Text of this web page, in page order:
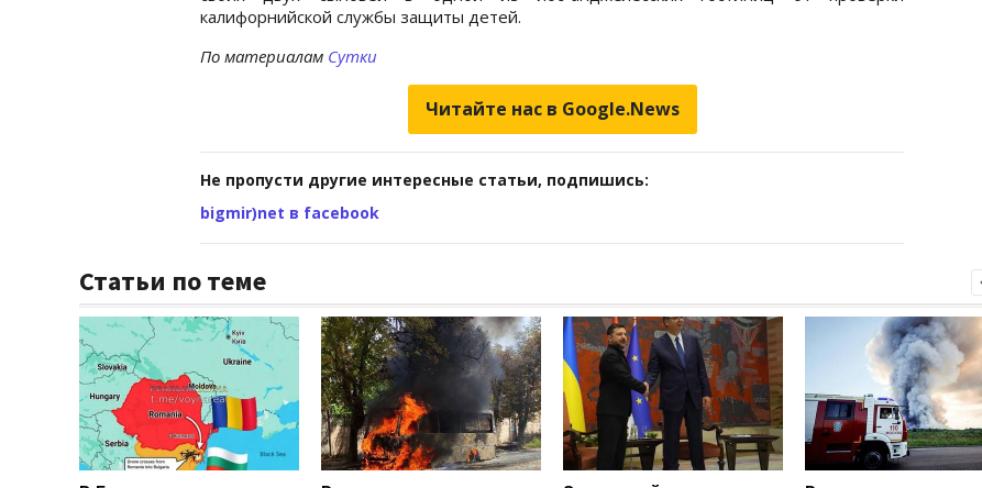
калифорнийской службы защиты детей.
По материалам Сутки
Читайте нас в Google.News
Не пропусти другие интересные статьи, подпишись:
bigmir)net в facebook
Статьи по теме